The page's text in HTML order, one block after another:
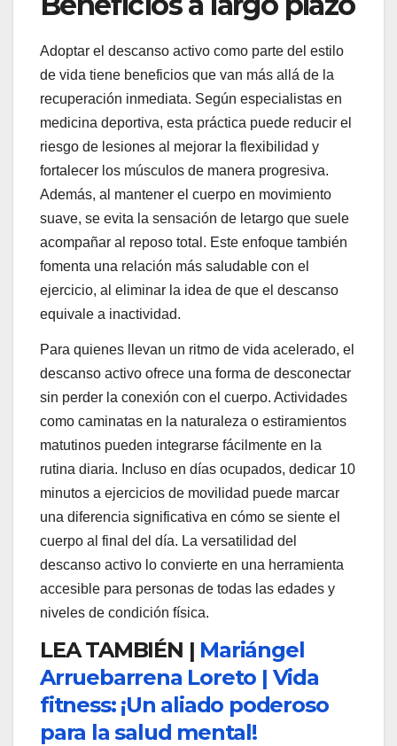
Adoptar el descanso activo como parte del estilo
de vida tiene beneficios que van más allá de la
recuperación inmediata. Según especialistas en
medicina deportiva, esta práctica puede reducir el
riesgo de lesiones al mejorar la flexibilidad y
fortalecer los músculos de manera progresiva.
Además, al mantener el cuerpo en movimiento
suave, se evita la sensación de letargo que suele
acompañar al reposo total. Este enfoque también
fomenta una relación más saludable con el
ejercicio, al eliminar la idea de que el descanso
equivale a inactividad.
Para quienes llevan un ritmo de vida acelerado, el
descanso activo ofrece una forma de desconectar
sin perder la conexión con el cuerpo. Actividades
como caminatas en la naturaleza o estiramientos
matutinos pueden integrarse fácilmente en la
rutina diaria. Incluso en días ocupados, dedicar 10
minutos a ejercicios de movilidad puede marcar
una diferencia significativa en cómo se siente el
cuerpo al final del día. La versatilidad del
descanso activo lo convierte en una herramienta
accesible para personas de todas las edades y
niveles de condición física.
LEA TAMBIÉN | Mariángel
Arruebarrena Loreto | Vida
fitness: ¡Un aliado poderoso
para la salud mental!